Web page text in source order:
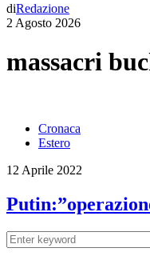
diRedazione
2 Agosto 2026
massacri
Cronaca
Estero
12 Aprile 2022